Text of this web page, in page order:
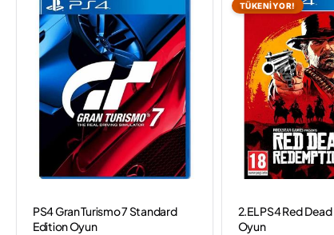
PS4 Gran Turismo 7 Standard
Edition Oyun
TÜKENİYOR!
2.EL PS4 Red
Oyun